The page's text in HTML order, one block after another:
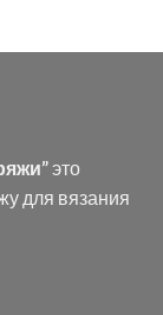
это
для вязания